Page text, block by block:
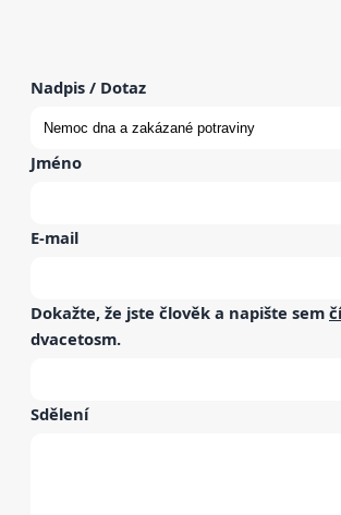
Nadpis / Dotaz
Jméno
E-mail
Dokažte, že jste člověk a napište sem
dvacetosm.
Sdělení